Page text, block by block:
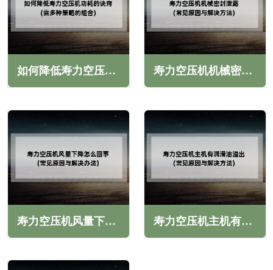
如何降低寿力空压机功耗的诀窍(需多种策略的组合) 寿力空压机机械密封泄露怎么办(常见原因与解决方法)
寿力空压机风量下降怎么回事(常见原因与解决办法) 寿力空压机主机有润滑油溢出怎么办(常见原因与解决方法)